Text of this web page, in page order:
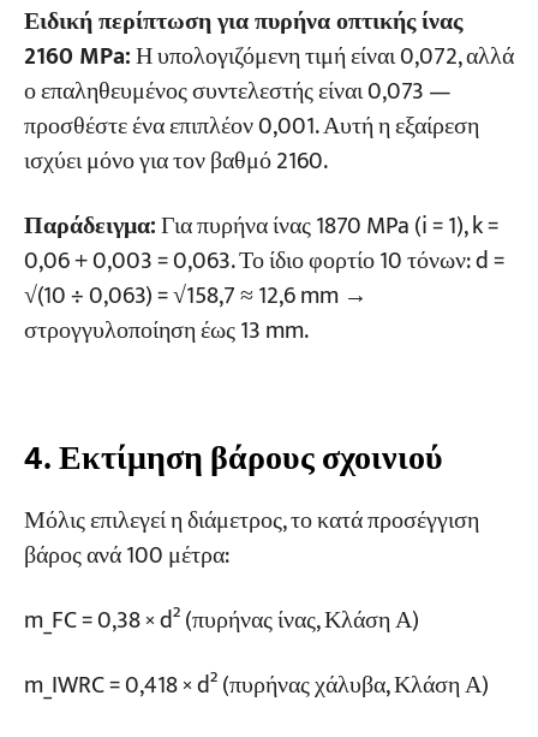
Ειδική περίπτωση για πυρήνα οπτικής ίνας
2160 MPa:Η υπολογιζόμενη τιμή είναι 0,072, αλλά
ο επαληθευμένος συντελεστής είναι 0,073 —
προσθέστε ένα επιπλέον 0,001. Αυτή η εξαίρεση
ισχύει μόνο για τον βαθμό 2160.
Παράδειγμα:Για πυρήνα ίνας 1870 MPa (i = 1), k =
0,06 + 0,003 = 0,063. Το ίδιο φορτίο 10 τόνων: d =
√(10 ÷ 0,063) = √158,7 ≈ 12,6 mm →
στρογγυλοποίηση έως 13 mm.
4. Εκτίμηση βάρους σχοινιού
Μόλις επιλεγεί η διάμετρος, το κατά προσέγγιση
βάρος ανά 100 μέτρα:
m_FC = 0,38 × d² (πυρήνας ίνας, Κλάση Α)
m_IWRC = 0,418 × d² (πυρήνας χάλυβα, Κλάση Α)